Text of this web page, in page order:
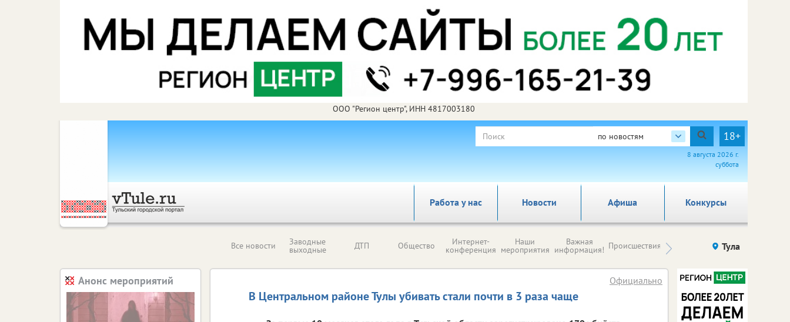
ООО "Регион центр", ИНН 4817003180
по новостям 18+
8 августа 2026 г.
суббота
Работа у нас Новости Афиша Конкурсы
Все новости Заводные
выходные ДТП Общество Интернет-
конференция
Наши
мероприятия
Важная
информация! Происшествия Здоровье компаний (на
Тула
В Центральном районе Тулы убивать стали почти в 3 раза чаще
Официально
Анонс мероприятий